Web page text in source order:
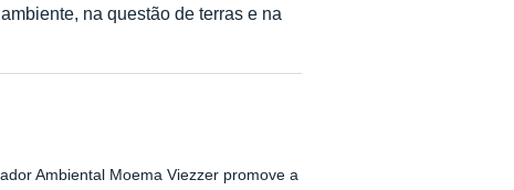
na questão de terras e na
Ambiental Moema Viezzer promove a